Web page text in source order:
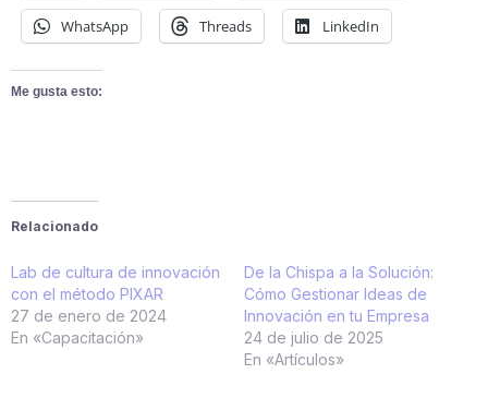
WhatsApp Threads LinkedIn
Me gusta esto:
Relacionado
Lab de cultura de innovación
con el método PIXAR
27 de enero de 2024
En «Capacitación»
De la Chispa a la Solución:
Cómo Gestionar Ideas de
Innovación en tu Empresa
24 de julio de 2025
En «Artículos»